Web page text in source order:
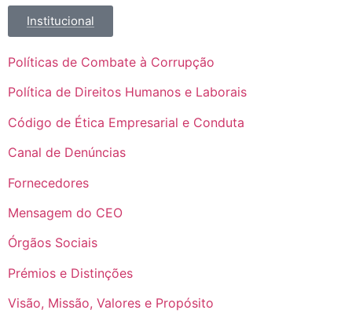
Institucional
Políticas de Combate à Corrupção
Política de Direitos Humanos e Laborais
Código de Ética Empresarial e Conduta
Canal de Denúncias
Fornecedores
Mensagem do CEO
Órgãos Sociais
Prémios e Distinções
Visão, Missão, Valores e Propósito